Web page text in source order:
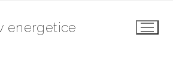
energetice